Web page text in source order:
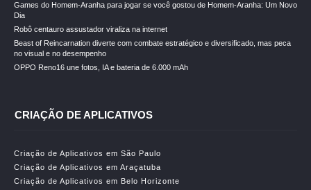
Games do Homem-Aranha para jogar se você gostou de Homem-Aranha: Um Novo
Dia
Robô centauro assustador viraliza na internet
Beast of Reincarnation diverte com combate estratégico e diversificado, mas peca
no visual e no desempenho
OPPO Reno16 une fotos, IA e bateria de 6.000 mAh
CRIAÇÃO DE APLICATIVOS
Criação de Aplicativos em São Paulo
Criação de Aplicativos em Araçatuba
Criação de Aplicativos em Belo Horizonte